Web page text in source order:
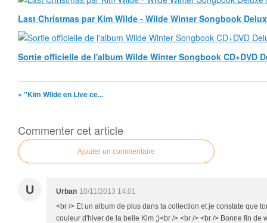
Last Christmas par Kim Wilde - Wilde Winter Songbook
Sortie officielle de l'album Wilde Winter Songbook CD+DVD
« "Kim Wilde en Live ce...
Commenter cet article
Ajouter un commentaire
U Urban 10/11/2013 14:01
<br /> Et un album de plus dans ta collection et je constate que
couleur d'hiver de la belle Kim ;)<br /> <br /> <br /> Bonne fin de